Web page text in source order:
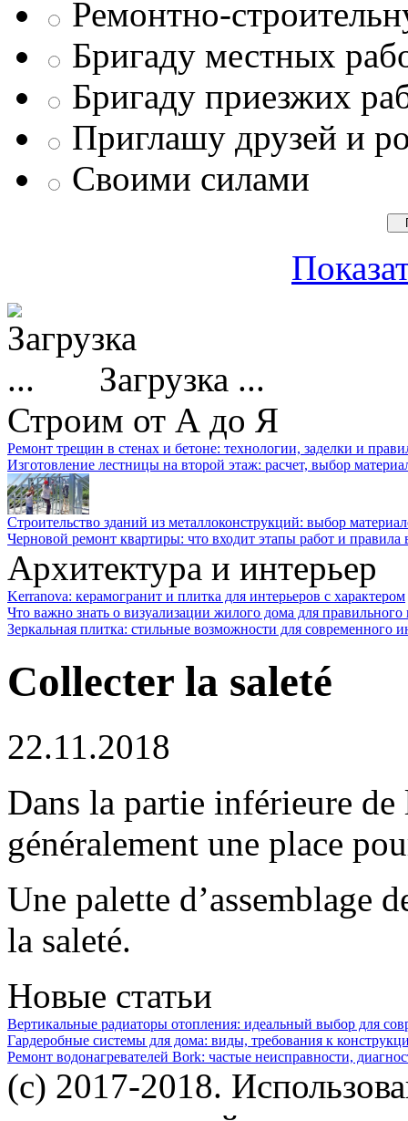
Ремонтно-
Бригаду местных
Бригаду приезжих
Приглашу друзей и
Своими силами
Загрузка ...
Строим от А до Я
Ремонт трещин в стенах и бетоне: технологии, заделки и
Изготовление лестницы на второй этаж: расчет, выбор
Строительство зданий из металлоконструкций: выбор
Черновой ремонт квартиры: что входит этапы работ и
Архитектура и интерьер
Kerranova: керамогранит и плитка для интерьеров с характером
Что важно знать о визуализации жилого дома для
Зеркальная плитка: стильные возможности для современного
Collecter la saleté
22.11.2018
Dans la partie inférieure
généralement une place
Une palette d’assemblage
la saleté.
Новые статьи
Вертикальные радиаторы отопления: идеальный выбор для
Гардеробные системы для дома: виды, требования к
Ремонт водонагревателей Bork: частые неисправности,
(c) 2017-2018.